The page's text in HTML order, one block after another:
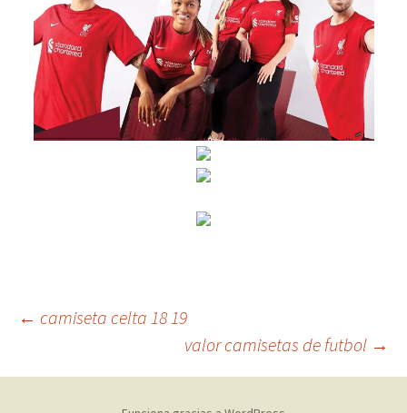
Navegación
de
← camiseta celta 18 19
valor camisetas de futbol →